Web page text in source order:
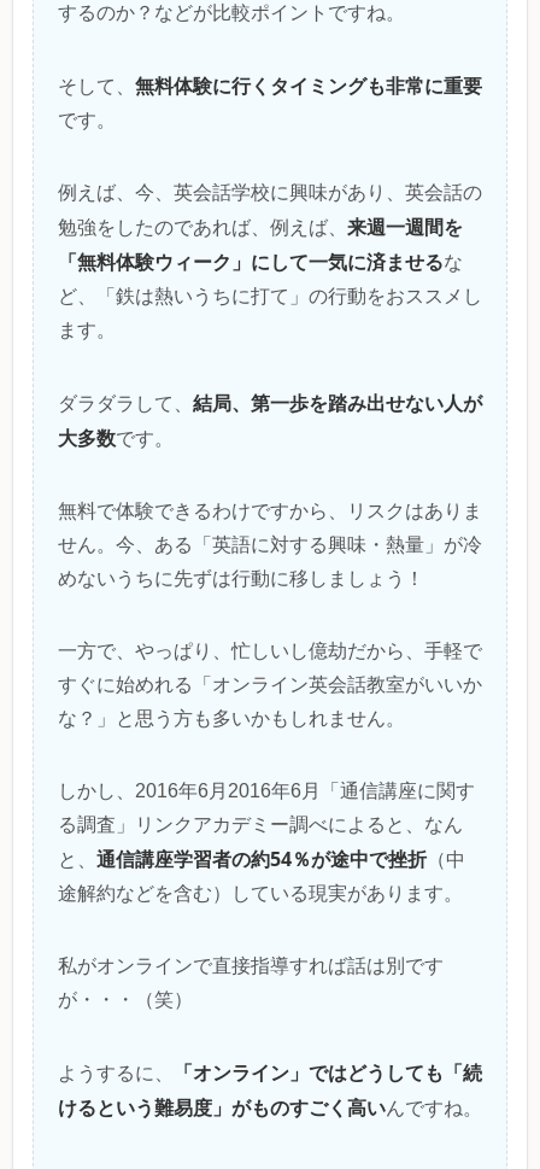
するのか？などが比較ポイントですね。
そして、 無料体験に行くタイミングも非常に重要
です。
例えば、今、英会話学校に興味があり、英会話の
勉強をしたのであれば、例えば、 来週一週間を
「無料体験ウィーク」にして一気に済ませるな
ど、「鉄は熱いうちに打て」の行動をおススメし
ます。
ダラダラして、 結局、第一歩を踏み出せない人が
大多数です。
無料で体験できるわけですから、リスクはありま
せん。今、ある「英語に対する興味・熱量」が冷
めないうちに先ずは行動に移しましょう！
一方で、やっぱり、忙しいし億劫だから、手軽で
すぐに始めれる「オンライン英会話教室がいいか
な？」と思う方も多いかもしれません。
しかし、2016年6月2016年6月「通信講座に関す
る調査」リンクアカデミー調べによると、なん
と、 通信講座学習者の約54％が途中で挫折 （中
途解約などを含む）している現実があります。
私がオンラインで直接指導すれば話は別です
が・・・（笑）
ようするに、
「オンライン」ではどうしても「続
けるという難易度」がものすごく高いんですね。